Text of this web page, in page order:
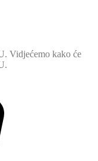
Vidjećemo kako će